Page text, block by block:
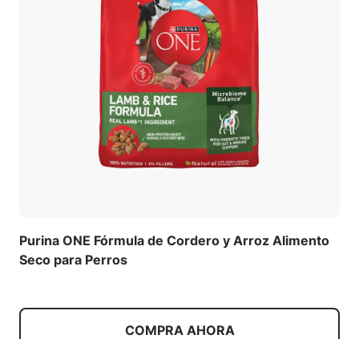
Purina ONE Fórmula de Cordero y Arroz Alimento
Seco para Perros
COMPRA AHORA